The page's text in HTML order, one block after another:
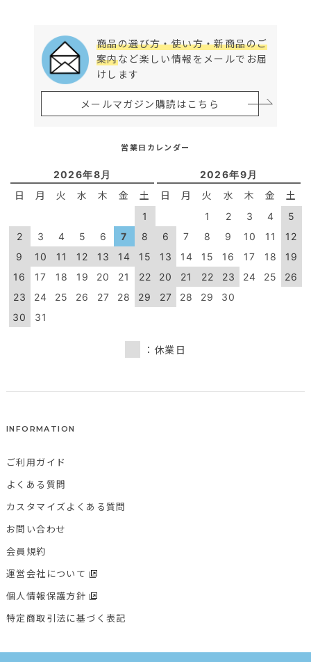
商品の選び方・使い方・新商品のご
案内など楽しい情報をメールでお届
けします
メールマガジン購読はこちら
営業日カレンダー
2026年8月
日 月 火 水 木 金 土
1
2
3 4 5 6 7
8
9
10 11 12 13 14
15
16
17 18 19 20 21
22
23
24 25 26 27 28
29
30
31
2026年9月
日 月 火 水 木 金 土
1 2 3 4
5
6
7 8 9 10 11
12
13
14 15 16 17 18
19
20
21 22 23 24 25
26
27
28 29 30
：休業日
INFORMATION
ご利用ガイド
よくある質問
カスタマイズよくある質問
お問い合わせ
会員規約
運営会社について
個人情報保護方針
特定商取引法に基づく表記